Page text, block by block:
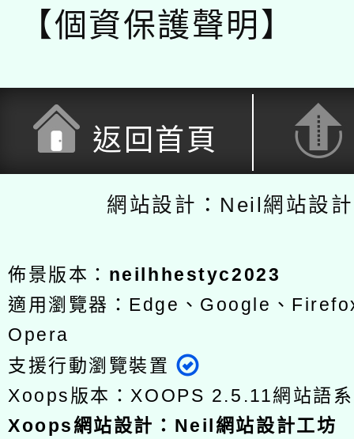
【個資保護聲明】
返回首頁
網站設計：Neil網站設
佈景版本： neilhhestyc2023
適用瀏覽器：Edge、Google、
Opera
支援行動瀏覽裝置
Xoops版本： XOOPS 2.5.11網站語
Xoops網站設計 ： Neil網站設計工坊